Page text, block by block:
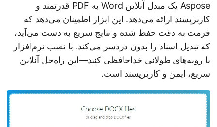
Aspose یک مبدل آنلاین Word به PDF
قدرتمند و
کاربرپسند ارائه می‌دهد. این ابزار اطمینان می‌دهد که
فرمت به دقت حفظ شده و نتایج سریع به دست می‌آید،
که تبدیل اسناد را بدون دردسر می‌کند. با نصب نرم‌افزار
یا رویه‌های طولانی خداحافظی کنید—این راه‌حل آنلاین
سریع، ایمن و کاربرپسند است.